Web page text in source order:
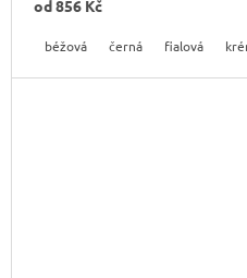
od 856 Kč
béžová černá fialová